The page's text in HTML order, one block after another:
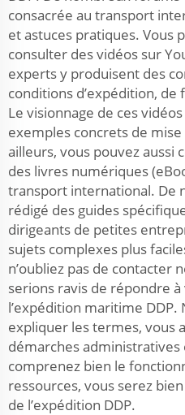
consacrée au transport
et astuces pratiques. Vous
consulter des vidéos sur
experts y produisent des
conditions d’expédition, de
Le visionnage de ces
exemples concrets de
ailleurs, vous pouvez aussi
des livres numériques
transport international. De
rédigé des guides
dirigeants de petites
sujets complexes plus
n’oubliez pas de contacter
serions ravis de répondre
l’expédition maritime DDP.
expliquer les termes, vous
démarches
comprenez bien le
ressources, vous serez
de l’expédition DDP.